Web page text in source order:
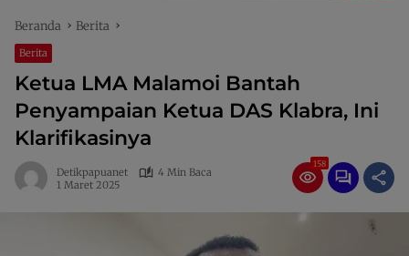
Beranda Berita
Berita
Ketua LMA Malamoi Bantah
Penyampaian Ketua DAS Klabra, Ini
Klarifikasinya
Detikpapuanet
4 Min Baca
1 Maret 2025
158